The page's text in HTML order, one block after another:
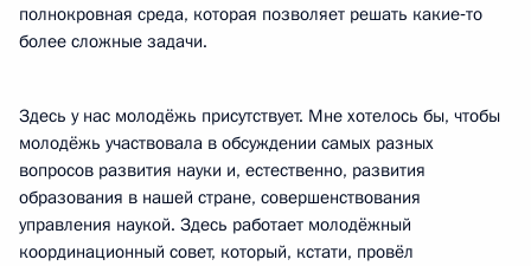
полнокровная среда, которая позволяет решать какие‑то
более сложные задачи.
Здесь у нас молодёжь присутствует. Мне хотелось бы, чтобы
молодёжь участвовала в обсуждении самых разных
вопросов развития науки и, естественно, развития
образования в нашей стране, совершенствования
управления наукой. Здесь работает молодёжный
координационный совет, который, кстати, провёл